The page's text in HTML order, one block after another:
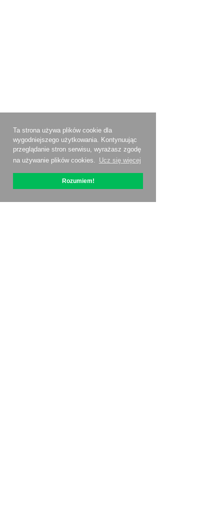
Ta strona używa plików cookie dla
wygodniejszego użytkowania. Kontynuując
przeglądanie stron serwisu, wyrażasz zgodę
na używanie plików cookies. Ucz się więcej
Rozumiem!